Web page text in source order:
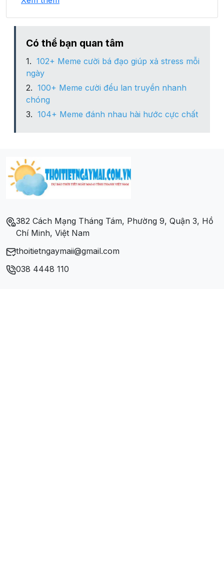
Xã Nậm Xe
Xã Pa Vây Sử
Xã Sì Lở Lầu
Xã Tông Qua Lìn
Có thể bạn quan tâm
102+ Meme cười bá đạo giúp xả stress mỗi
ngày
100+ Meme cười đểu lan truyền nhanh
chóng
104+ Meme đánh nhau hài hước cực chất
382 Cách Mạng Tháng Tám, Phường 9, Quận 3, Hồ
Chí Minh, Việt Nam
thoitietngaymaii@gmail.com
038 4448 110